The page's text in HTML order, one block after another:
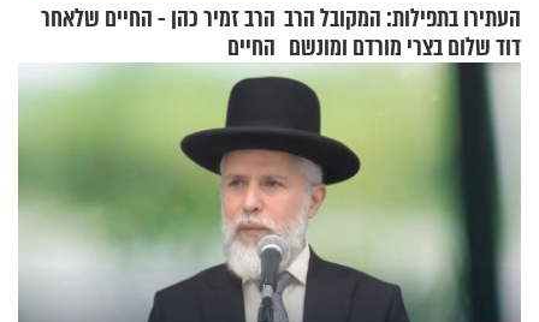
העתירו בתפילות: המקובל הרב
דוד שלום בצרי מורדם ומונשם
הרב זמיר כהן - החיים שלאחר
החיים